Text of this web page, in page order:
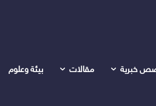
خبرية مقالات بيئة وعلوم